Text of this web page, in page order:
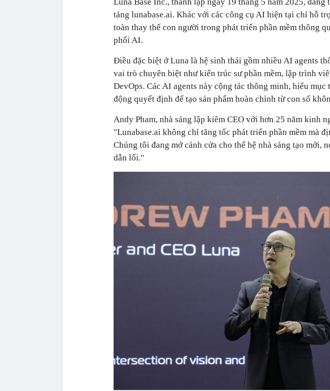
tảng lunabase.ai. Khác với các công cụ AI hiện tại chỉ hỗ
toàn thay thế con người trong phát triển phần mềm thông
phối AI.
Điều đặc biệt ở Luna là hệ sinh thái gồm nhiều AI agents
vai trò chuyên biệt như kiến trúc sư phần mềm, lập trình
DevOps. Các AI agents này cộng tác thông minh, hiểu
động quyết định để tạo sản phẩm hoàn chỉnh từ con số
Andy Pham, nhà sáng lập kiêm CEO với hơn 25 năm kinh
"Lunabase.ai không chỉ tăng tốc phát triển phần mềm mà
Chúng tôi đang mở cánh cửa cho thế hệ nhà sáng tạo mới,
dẫn lối."